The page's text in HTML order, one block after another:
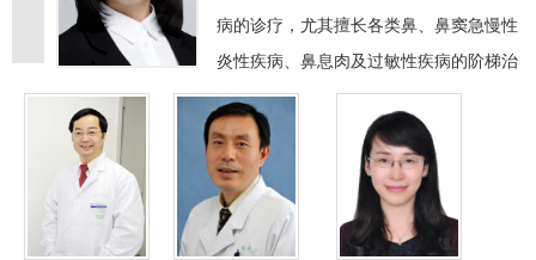
病的诊疗，尤其擅长各类鼻、鼻窦急慢性
炎性疾病、鼻息肉及过敏性疾病的阶梯治
疗及慢病管理，鼻中隔偏曲、鼻甲肥大、
腺样体/扁桃体肥大微创…